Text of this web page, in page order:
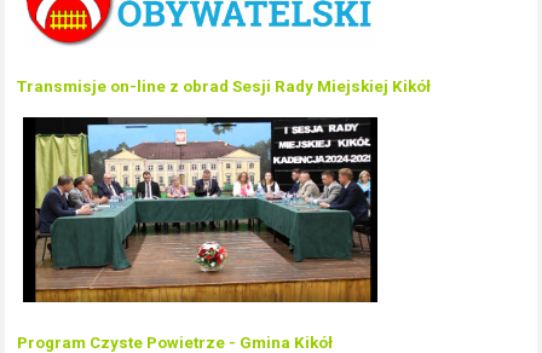
Transmisje on-line z obrad Sesji Rady Miejskiej Kikół
Program Czyste Powietrze - Gmina Kikół